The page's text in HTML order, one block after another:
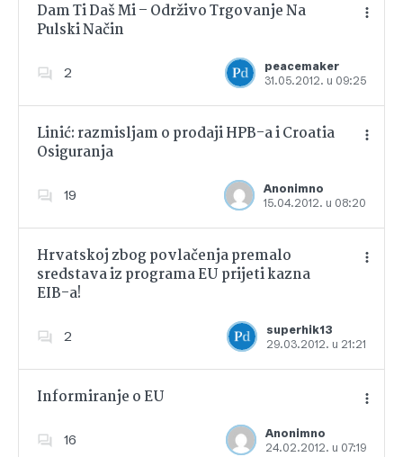
Dam Ti Daš Mi – Održivo Trgovanje Na
Pulski Način
2
peacemaker
31.05.2012. u 09:25
Dodajte u favorite
Linić: razmisljam o prodaji HPB-a i Croatia
Osiguranja
19
Anonimno
15.04.2012. u 08:20
Dodajte u favorite
Hrvatskoj zbog povlačenja premalo
sredstava iz programa EU prijeti kazna
EIB-a!
2
superhik13
29.03.2012. u 21:21
Informiranje o EU
16
Anonimno
24.02.2012. u 07:19
Dodajte u favorite